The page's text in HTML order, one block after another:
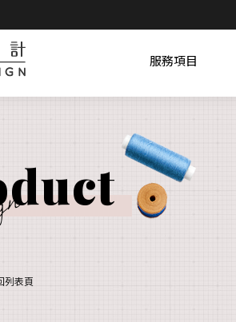
服務項目
列表頁